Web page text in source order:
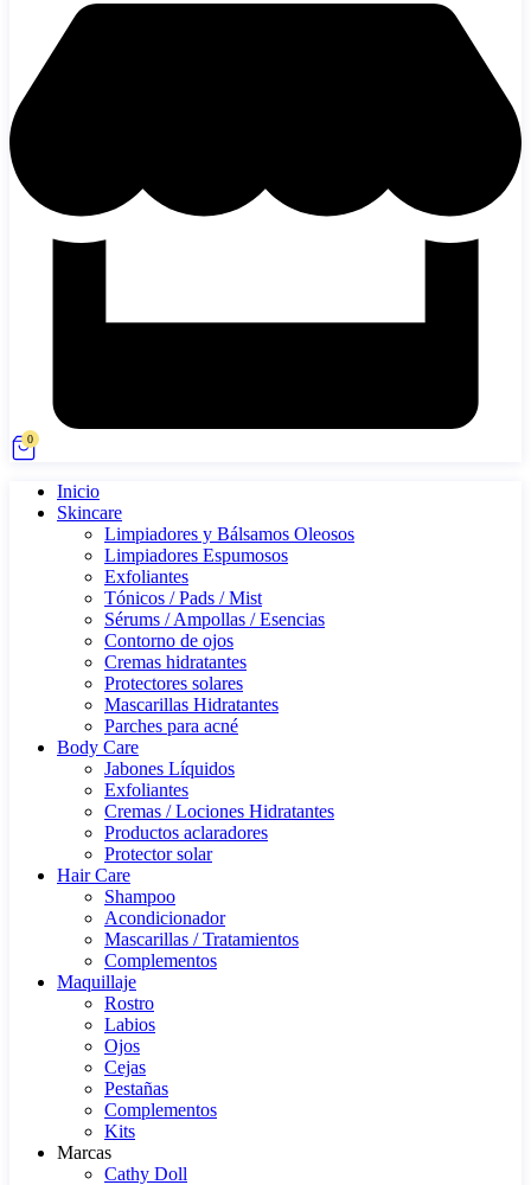
0
Inicio
Skincare
Limpiadores y Bálsamos Oleosos
Limpiadores Espumosos
Exfoliantes
Tónicos / Pads / Mist
Sérums / Ampollas / Esencias
Contorno de ojos
Cremas hidratantes
Protectores solares
Mascarillas Hidratantes
Parches para acné
Body Care
Jabones Líquidos
Exfoliantes
Cremas / Lociones Hidratantes
Productos aclaradores
Protector solar
Hair Care
Shampoo
Acondicionador
Mascarillas / Tratamientos
Complementos
Maquillaje
Rostro
Labios
Ojos
Cejas
Pestañas
Complementos
Kits
Marcas
Cathy Doll